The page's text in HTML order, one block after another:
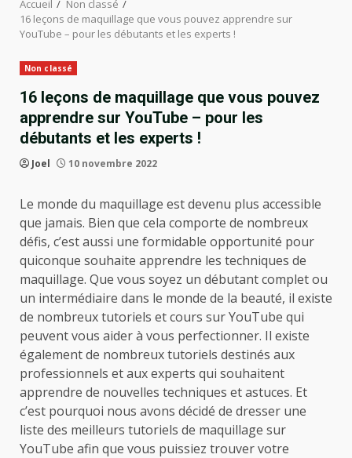
Accueil
Non classé
16 leçons de maquillage que vous pouvez apprendre sur
YouTube – pour les débutants et les experts !
Non classé
16 leçons de maquillage que vous pouvez
apprendre sur YouTube – pour les
débutants et les experts !
Joel 10 novembre 2022
Le monde du maquillage est devenu plus accessible
que jamais. Bien que cela comporte de nombreux
défis, c’est aussi une formidable opportunité pour
quiconque souhaite apprendre les techniques de
maquillage. Que vous soyez un débutant complet ou
un intermédiaire dans le monde de la beauté, il existe
de nombreux tutoriels et cours sur YouTube qui
peuvent vous aider à vous perfectionner. Il existe
également de nombreux tutoriels destinés aux
professionnels et aux experts qui souhaitent
apprendre de nouvelles techniques et astuces. Et
c’est pourquoi nous avons décidé de dresser une
liste des meilleurs tutoriels de maquillage sur
YouTube afin que vous puissiez trouver votre